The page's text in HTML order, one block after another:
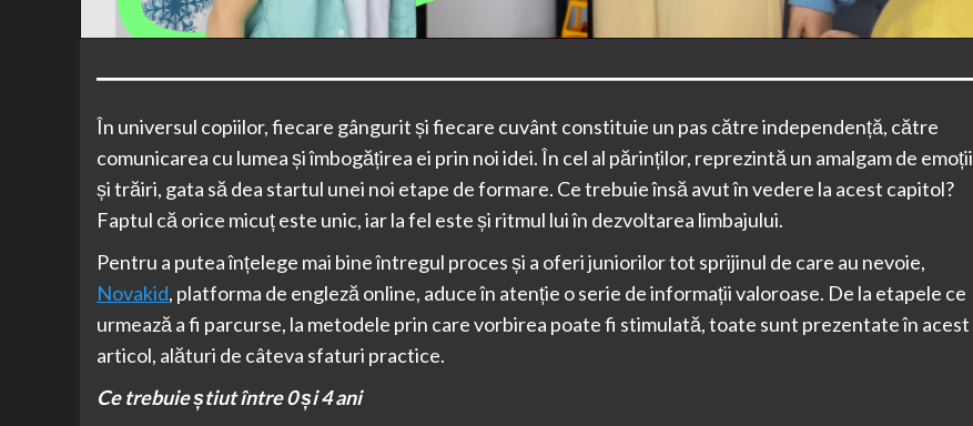
În universul copiilor, fiecare gângurit și fiecare cuvânt constituie un pas către independență, către
comunicarea cu lumea și îmbogățirea ei prin noi idei. În cel al părinților, reprezintă un amalgam de emoții
și trăiri, gata să dea startul unei noi etape de formare. Ce trebuie însă avut în vedere la acest capitol?
Faptul că orice micuț este unic, iar la fel este și ritmul lui în dezvoltarea limbajului.
Pentru a putea înțelege mai bine întregul proces și a oferi juniorilor tot sprijinul de care au nevoie,
Novakid, platforma de engleză online, aduce în atenție o serie de informații valoroase. De la etapele ce
urmează a fi parcurse, la metodele prin care vorbirea poate fi stimulată, toate sunt prezentate în acest
articol, alături de câteva sfaturi practice.
Ce trebuie știut între 0 și 4 ani